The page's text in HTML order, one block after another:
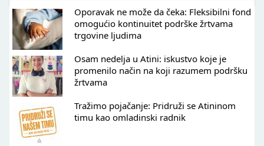
Oporavak ne može da čeka: Fleksibilni fond
omogućio kontinuitet podrške žrtvama
trgovine ljudima
Osam nedelja u Atini: iskustvo koje je
promenilo način na koji razumem podršku
žrtvama
Tražimo pojačanje: Pridruži se Atininom
timu kao omladinski radnik